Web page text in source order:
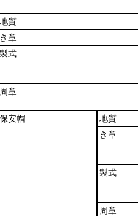
地質
き章
製式
周章
保安帽
地質
き章
製式
周章